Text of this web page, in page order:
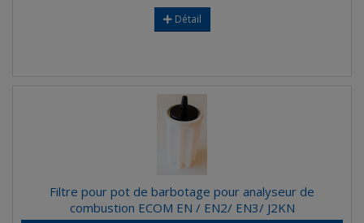
Détail
Filtre pour pot de barbotage pour analyseur de
combustion ECOM EN / EN2/ EN3/ J2KN